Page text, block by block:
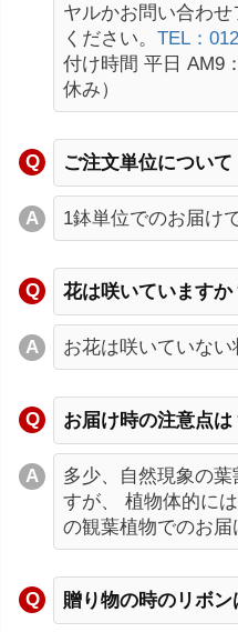
ヤルかお問い合わ
ください。 TEL：
付け時間 平日 AM9
休み）
ご注文単位について
1鉢単位でのお届けで
花は咲いていますか
お花は咲いていない
お届け時の注意点は
多少、自然現象の
すが、 植物体的に
の観葉植物でのお届
贈り物の時のリボン